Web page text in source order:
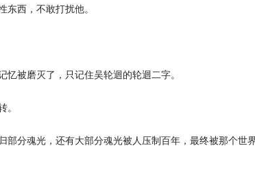
西，不敢打扰他。
被磨灭了，只记住吴轮迴的轮迴二字。
。
分魂光，还有大部分魂光被人压制百年，最终被那个世